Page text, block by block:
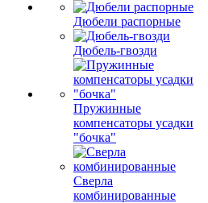
Дюбели распорные
Дюбель-гвозди
Пружинные
компенсаторы усадки
"бочка"
Сверла
комбинированные